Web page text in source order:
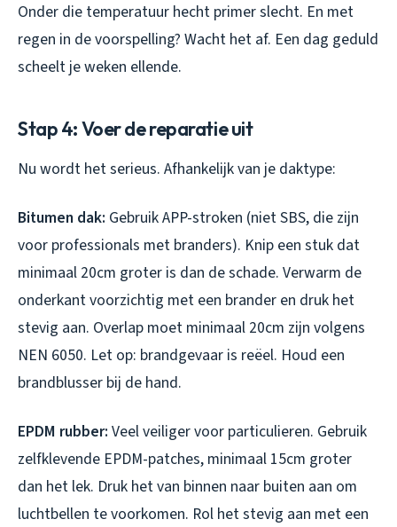
Onder die temperatuur hecht primer slecht. En met
regen in de voorspelling? Wacht het af. Een dag geduld
scheelt je weken ellende.
Stap 4: Voer de reparatie uit
Nu wordt het serieus. Afhankelijk van je daktype:
Bitumen dak: Gebruik APP-stroken (niet SBS, die zijn
voor professionals met branders). Knip een stuk dat
minimaal 20cm groter is dan de schade. Verwarm de
onderkant voorzichtig met een brander en druk het
stevig aan. Overlap moet minimaal 20cm zijn volgens
NEN 6050. Let op: brandgevaar is reëel. Houd een
brandblusser bij de hand.
EPDM rubber: Veel veiliger voor particulieren. Gebruik
zelfklevende EPDM-patches, minimaal 15cm groter
dan het lek. Druk het van binnen naar buiten aan om
luchtbellen te voorkomen. Rol het stevig aan met een